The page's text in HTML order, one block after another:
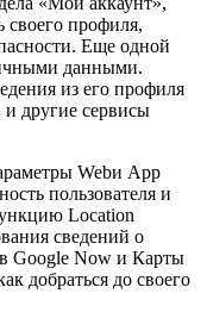
своего профиля,
Еще одной
данными.
из его профиля
другие сервисы
Webи App
пользователя и
Location
сведений о
Google Now и Карты
добраться до своего